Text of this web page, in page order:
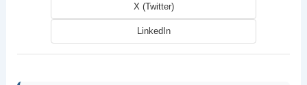
X (Twitter)
LinkedIn